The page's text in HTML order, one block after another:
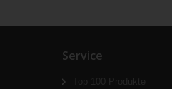
Service
Top 100 Produkte